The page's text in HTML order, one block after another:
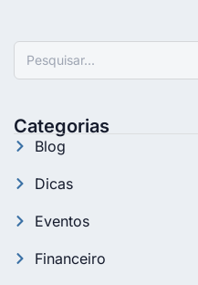
Pesquisar
Categorias
Blog
Dicas
Eventos
Financeiro